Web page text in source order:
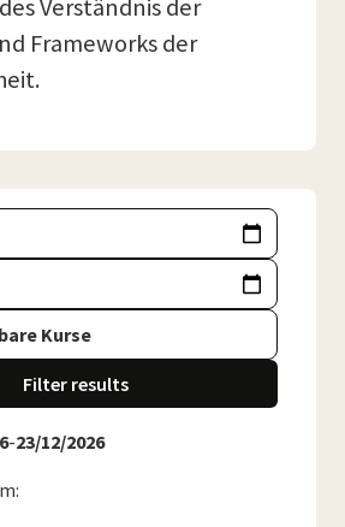
Verständnis der
Frameworks der
Kurse
Filter results
-23/12/2026